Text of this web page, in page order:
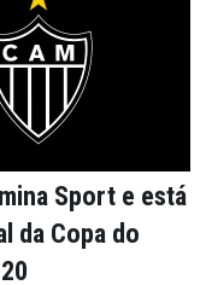
Sport e está
da Copa do